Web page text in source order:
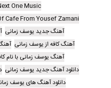
One Music
Cafe From Yousef Zamani
آهنگ جدید یوسف زمانی
آهنگ کافه از یوسف زمانی
آهنگ یوسف زمانی با نام
دانلود آهنگ جدید یوسف زمانی
دانلود آهنگ های یوسف